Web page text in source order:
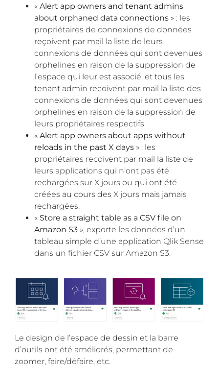
« Alert app owners and tenant admins
about orphaned data connections » : les
propriétaires de connexions de données
reçoivent par mail la liste de leurs
connexions de données qui sont devenues
orphelines en raison de la suppression de
l’espace qui leur est associé, et tous les
tenant admin recoivent par mail la liste des
connexions de données qui sont devenues
orphelines en raison de la suppression de
leurs propriétaires respectifs.
« Alert app owners about apps without
reloads in the past X days » : les
propriétaires recoivent par mail la liste de
leurs applications qui n’ont pas été
rechargées sur X jours ou qui ont été
créées au cours des X jours mais jamais
rechargées.
« Store a straight table as a CSV file on
Amazon S3 », exporte les données d’un
tableau simple d’une application Qlik Sense
dans un fichier CSV sur Amazon S3.
Le design de l’espace de dessin et la barre
d’outils ont été améliorés, permettant de
zoomer, faire/défaire, etc.